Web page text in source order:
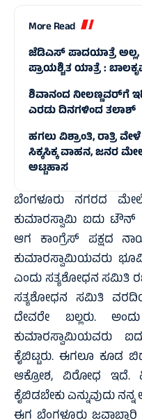
More Read
ಜೆಡಿಎಸ್ ಪಾದಯಾತ್ರೆ
ಪ್ರಾಯಶ್ಚಿತ ಯಾತ್ರೆ :
ಶಿವಾನಂದ ನೀಲಣ್ಣವರ್‌ಗೆ
ಎರಡು ದಿನಗಳಿಂದ ತಲಾಶ್‌
ಹಗಲು ವಿಶ್ರಾಂತಿ, ರಾತ್ರಿ
ಸಿಕ್ಕಸಿಕ್ಕ ವಾಹನ, ಜನರ
ಅಟ್ಟಹಾಸ
ಬೆಂಗಳೂರು ನಗರದ ಮೇಲೆ
ಕುಮಾರಸ್ವಾಮಿ ಐದು ಟೌನ್
ಆಗ ಕಾಂಗ್ರೆಸ್ ಪಕ್ಷದ
ಕುಮಾರಸ್ವಾಮಿಯವರು
ಎಂದು ಸತ್ಯಶೋಧನ ಸಮಿತಿ
ಸತ್ಯಶೋಧನ ಸಮಿತಿ
ದೇವರೇ ಬಲ್ಲರು.
ಕುಮಾರಸ್ವಾಮಿಯವರು
ಕೈಬಿಟ್ಟರು. ಈಗಲೂ
ಆಕ್ರೋಶ, ವಿರೋಧ ಇದೆ.
ಕೈಬಿಡಬೇಕು ಎನ್ನುವುದು